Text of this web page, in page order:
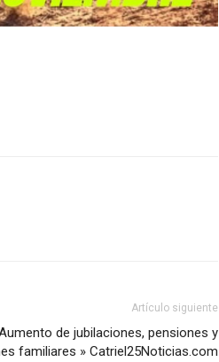
Artículo siguiente
de jubilaciones, pensiones y
familiares » Catriel25Noticias.com